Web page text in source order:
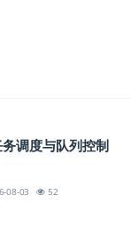
调度与队列控制
08-03 52